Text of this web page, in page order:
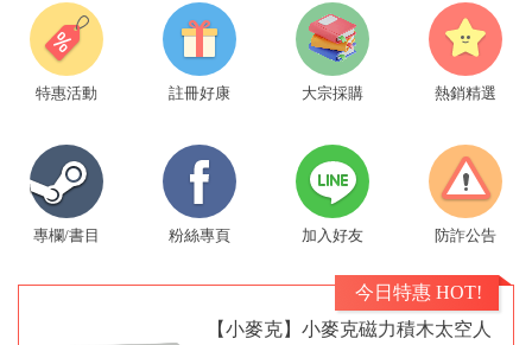
特惠活動 註冊好康 大宗採購 熱銷精選
專欄/書目 粉絲專頁 加入好友 防詐公告
今日特惠 HOT!
【小麥克】小麥克磁力積木太空人